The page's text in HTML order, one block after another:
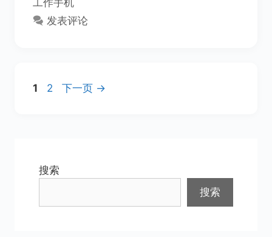
发表评论
页
1
页
2 下一页 →
搜索
搜索